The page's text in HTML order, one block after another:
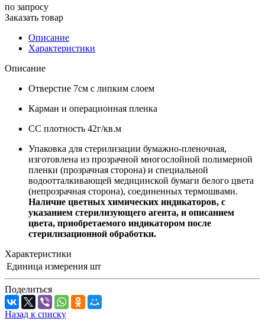
по запросу
Заказать товар
Описание
Характеристики
Описание
Отверстие 7см с липким слоем
Карман и операционная пленка
СС плотность 42г/кв.м
Упаковка для стерилизации бумажно-пленочная,
изготовлена из прозрачной многослойной полимерной
пленки (прозрачная сторона) и специальной
водоотталкивающей медицинской бумаги белого цвета
(непрозрачная сторона), соединенных термошвами.
Наличие цветных химических индикаторов, с
указанием стерилизующего агента, и описанием
цвета, приобретаемого индикатором после
стерилизационной обработки.
Характеристики
Единица измерения шт
Поделиться
Назад к списку